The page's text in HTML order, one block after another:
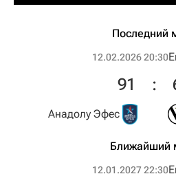
Последний
12.02.2026 20:30
Анадолу Эфес
91 :
Ближайший
12.01.2027 22:30